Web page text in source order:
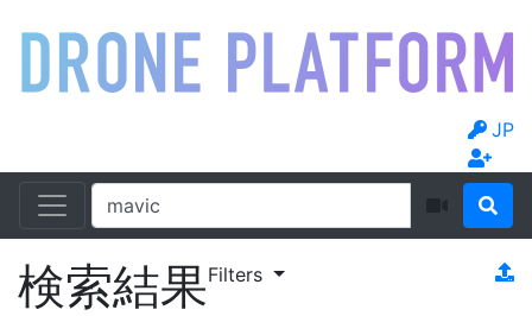
JP
検索結果Filters